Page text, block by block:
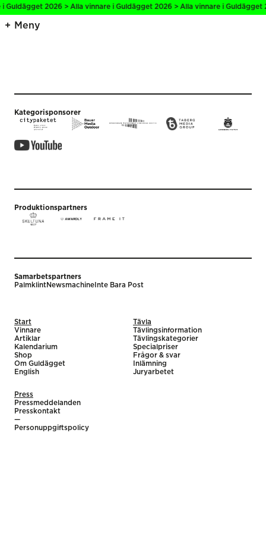
Guldägget 2026 > Alla vinnare i Guldägget 2026 > Alla vinnare i
Meny
Kategorisponsorer
Produktionspartners
Samarbetspartners
PalmklintNewsmachine Inte Bara Post
Start
Vinnare
Artiklar
Kalendarium
Shop
Om Guldägget
English
Tävla
Tävlingsinformation
Tävlingskategorier
Specialpriser
Frågor & svar
Inlämning
Juryarbetet
Press
Pressmeddelanden
Presskontakt
—
Personuppgiftspolicy